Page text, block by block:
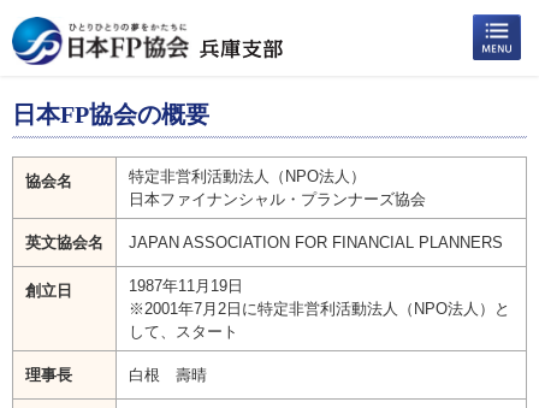
日本FP協会の概要
協会名
特定非営利活動法人（NPO法人）
日本ファイナンシャル・プランナーズ協会
英文協会名 JAPAN ASSOCIATION FOR FINANCIAL PLANNERS
創立日
1987年11月19日
※2001年7月2日に特定非営利活動法人（NPO法人）と
して、スタート
理事長 白根 壽晴